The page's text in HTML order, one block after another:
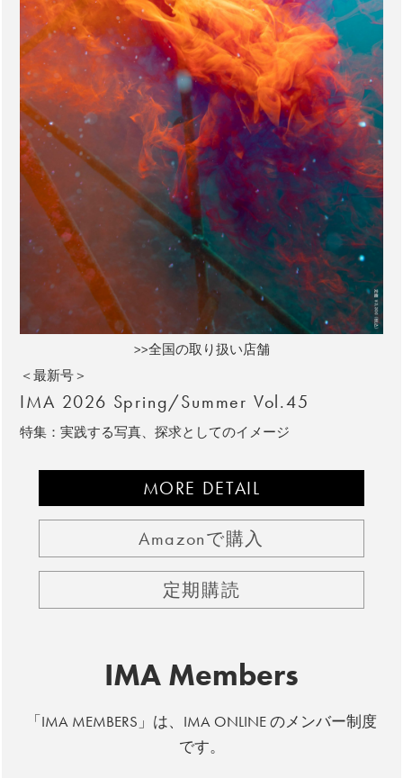
>>全国の取り扱い店舗
＜最新号＞
IMA 2026 Spring/Summer Vol.45
特集：実践する写真、探求としてのイメージ
MORE DETAIL
Amazonで購入
定期購読
IMA Members
「IMA MEMBERS」は、IMA ONLINE のメンバー制度
です。